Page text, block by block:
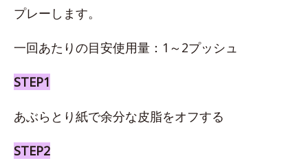
プレーします。
一回あたりの目安使用量：1～2プッシュ
STEP1
あぶらとり紙で余分な皮脂をオフする
STEP2